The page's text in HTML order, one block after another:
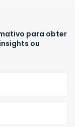
para obter
ou